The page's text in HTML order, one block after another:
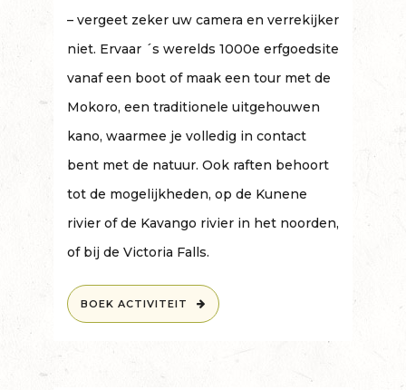
– vergeet zeker uw camera en verrekijker
niet. Ervaar ´s werelds 1000e erfgoedsite
vanaf een boot of maak een tour met de
Mokoro, een traditionele uitgehouwen
kano, waarmee je volledig in contact
bent met de natuur. Ook raften behoort
tot de mogelijkheden, op de Kunene
rivier of de Kavango rivier in het noorden,
of bij de Victoria Falls.
BOEK ACTIVITEIT